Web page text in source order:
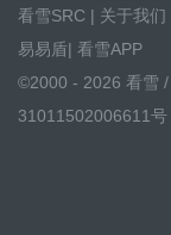
看雪SRC | 关于我们
易易盾| 看雪APP
©2000 - 2026 看雪 /
31011502006611号